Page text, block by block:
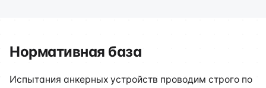
Нормативная база
Испытания анкерных устройств проводим строго по